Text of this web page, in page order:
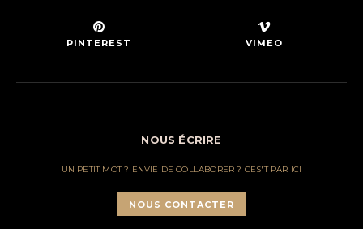
PINTEREST VIMEO
NOUS ÉCRIRE
UN PETIT MOT ? ENVIE DE COLLABORER ? CES'T PAR ICI
NOUS CONTACTER